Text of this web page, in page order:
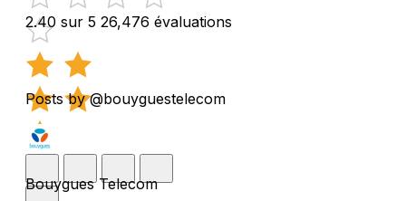
2.40 sur 5 26,476 évaluations
Posts by @bouyguestelecom
Bouygues Telecom